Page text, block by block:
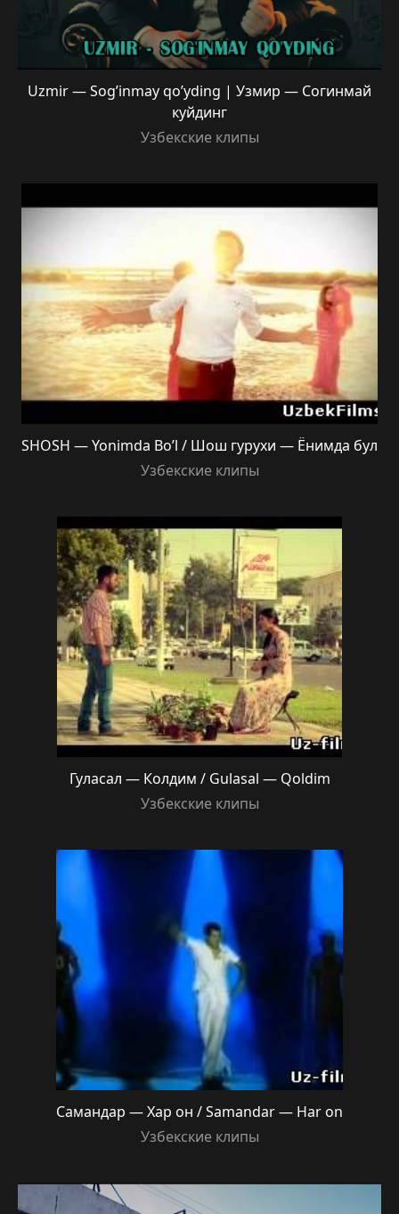
Uzmir — Sog’inmay qo’yding | Узмир — Согинмай
куйдинг
Узбекские клипы
SHOSH — Yonimda Bo’l / Шош гурухи — Ёнимда бул
Узбекские клипы
Гуласал — Колдим / Gulasal — Qoldim
Узбекские клипы
Самандар — Хар он / Samandar — Har on
Узбекские клипы